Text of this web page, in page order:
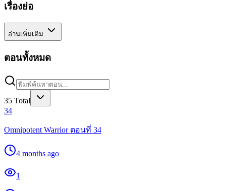
เรื่องย่อ
อ่านเพิ่มเติม
ตอนทั้งหมด
35 Total
34
Omnipotent Warrior ตอนที่ 34
4 months ago
1